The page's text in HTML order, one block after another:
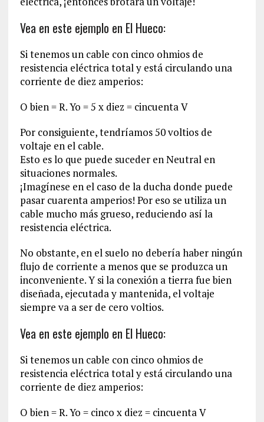
Vea en este ejemplo en El Hueco:
Si tenemos un cable con cinco ohmios de
resistencia eléctrica total y está circulando una
corriente de diez amperios:
O bien = R. Yo = 5 x diez = cincuenta V
Por consiguiente, tendríamos 50 voltios de
voltaje en el cable.
Esto es lo que puede suceder en Neutral en
situaciones normales.
¡Imagínese en el caso de la ducha donde puede
pasar cuarenta amperios! Por eso se utiliza un
cable mucho más grueso, reduciendo así la
resistencia eléctrica.
No obstante, en el suelo no debería haber ningún
flujo de corriente a menos que se produzca un
inconveniente. Y si la conexión a tierra fue bien
diseñada, ejecutada y mantenida, el voltaje
siempre va a ser de cero voltios.
Vea en este ejemplo en El Hueco:
Si tenemos un cable con cinco ohmios de
resistencia eléctrica total y está circulando una
corriente de diez amperios:
O bien = R. Yo = cinco x diez = cincuenta V